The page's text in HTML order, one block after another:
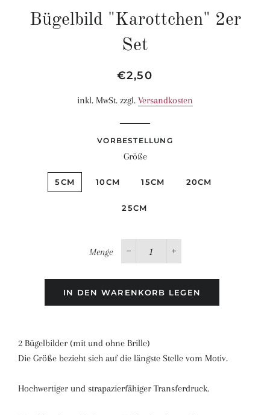
Bügelbild "Karottchen" 2er
Set
Normaler
Sonderpreis
€2,50
inkl. MwSt. zzgl. Versandkosten
VORBESTELLUNG
Größe
5CM 10CM 15CM 20CM
25CM
Menge
−
+
IN DEN WARENKORB LEGEN
2 Bügelbilder (mit und ohne Brille)
Die Größe bezieht sich auf die längste Stelle vom Motiv.
Hochwertiger und strapazierfähiger Transferdruck.